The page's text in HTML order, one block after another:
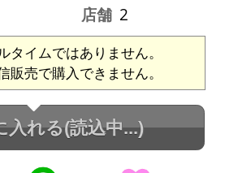
店舗 2
タイムではありません。
販売で購入できません。
入れる(読込中...)